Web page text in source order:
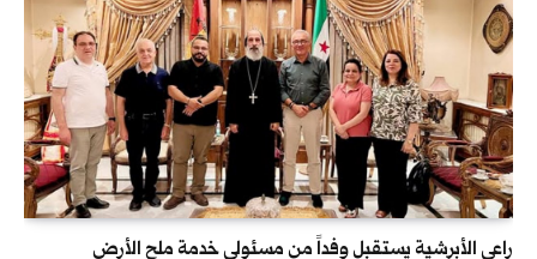
راعي الأبرشية يستقبل وفداً من مسئولي خدمة ملح الأرض